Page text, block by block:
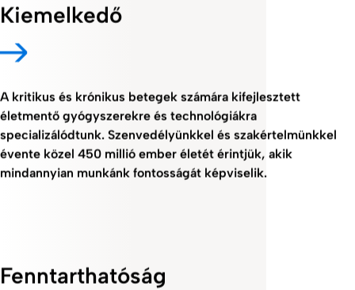
Kiemelkedő
A kritikus és krónikus betegek számára kifejlesztett
életmentő gyógyszerekre és technológiákra
specializálódtunk. Szenvedélyünkkel és szakértelmünkkel
évente közel 450 millió ember életét érintjük, akik
mindannyian munkánk fontosságát képviselik.
Fenntarthatóság